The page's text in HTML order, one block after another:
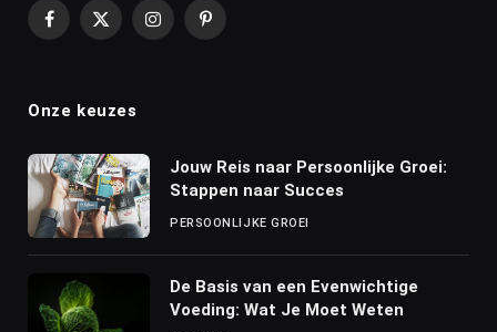
Facebook
X
InstagramPinterest
Onze keuzes
Jouw Reis naar Persoonlijke Groei:
Stappen naar Succes
PERSOONLIJKE GROEI
De Basis van een Evenwichtige
Voeding: Wat Je Moet Weten